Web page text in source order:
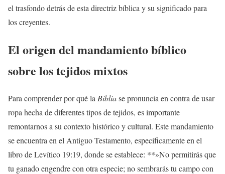
el trasfondo detrás de esta directriz bíblica y su significado para
los creyentes.
El origen del mandamiento bíblico
sobre los tejidos mixtos
Para comprender por qué la Bibliase pronuncia en contra de usar
ropa hecha de diferentes tipos de tejidos, es importante
remontarnos a su contexto histórico y cultural. Este mandamiento
se encuentra en el Antiguo Testamento, específicamente en el
libro de Levítico 19:19, donde se establece: **»No permitirás que
tu ganado engendre con otra especie; no sembrarás tu campo con